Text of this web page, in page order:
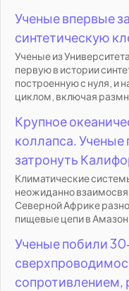
Ученые впервые
синтетическую
Ученые из
первую в истории
построенную с нуля, и
циклом, включая
Крупное
коллапса. Ученые
затронуть
Климатические
неожиданно
Северной Африке
пищевые цепи в
Ученые побили